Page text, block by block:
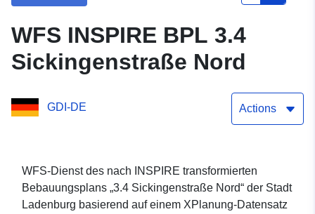
WFS INSPIRE BPL 3.4
Sickingenstraße Nord
GDI-DE Actions
WFS-Dienst des nach INSPIRE transformierten
Bebauungsplans „3.4 Sickingenstraße Nord“ der Stadt
Ladenburg basierend auf einem XPlanung-Datensatz